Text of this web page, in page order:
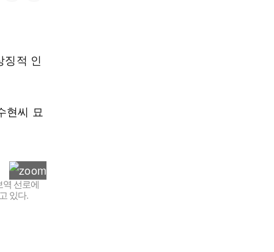
징적 인
현씨 묘
역 선로에
있다.